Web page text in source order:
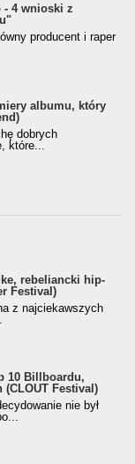
- 4 wnioski z
producent i raper
albumu, który
dobrych
które...
rebeliancki hip-
Festival)
z najciekawszych
10 Billboardu,
(CLOUT Festival)
nie był